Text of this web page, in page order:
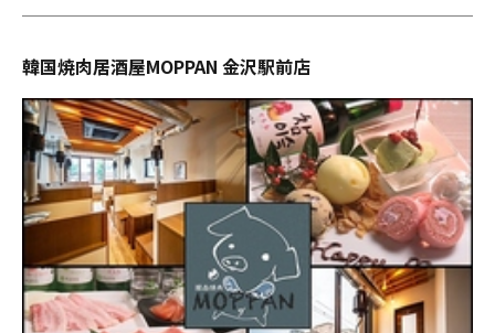
韓国焼肉居酒屋MOPPAN 金沢駅前店